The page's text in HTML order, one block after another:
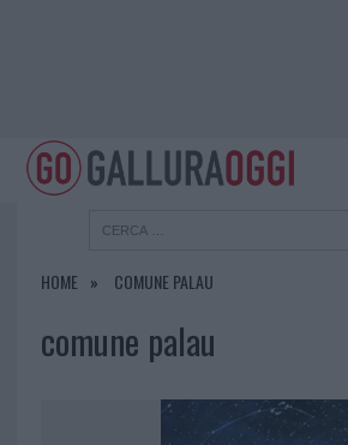
HOME COMUNE PALAU
comune palau